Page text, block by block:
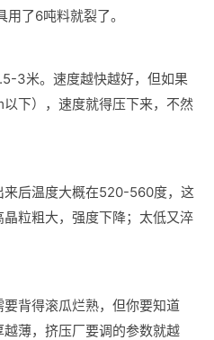
了6吨料就裂了。
3米。速度越快越好，但如果
下），速度就得压下来，不然
来后温度大概在520-560度，这
粒粗大，强度下降；太低又淬
背得滚瓜烂熟，但你要知道
薄，挤压厂要调的参数就越